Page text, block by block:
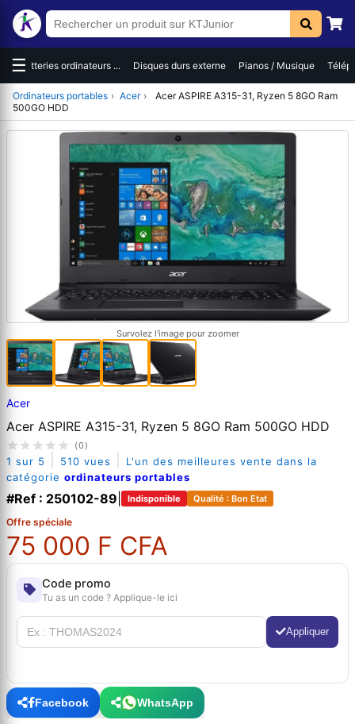
☰Batteries ordinateurs ... Disques durs externe Pianos / Musique
Ordinateurs portables › Acer ›
Acer ASPIRE A315-31, Ryzen 5 8GO Ram
500GO HDD
Survolez l'image pour zoomer
Acer
Acer ASPIRE A315-31, Ryzen 5 8GO Ram 500GO HDD
(0)
1 sur 5 510 vues
L'un des meilleures vente dans la
catégorie ordinateurs portables
#Ref : 250102-89 Indisponible Qualité : Bon Etat
Offre spéciale
75 000 F CFA
Code promo
Tu as un code ? Applique-le ici
Appliquer
Facebook WhatsApp